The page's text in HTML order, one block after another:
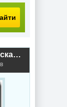
Windows 11 24H2 Pro x64 Русская by OneSmiLe [26100.1591]